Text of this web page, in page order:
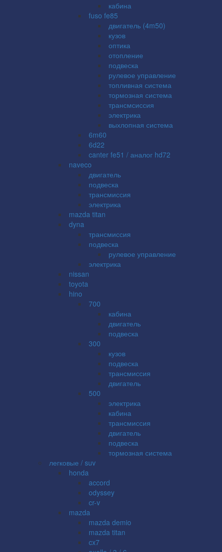
кабина
fuso fe85
двигатель (4m50)
кузов
оптика
отопление
подвеска
рулевое управление
топливная система
тормозная система
трансмсиссия
электрика
выхлопная система
6m60
6d22
canter fe51 / аналог hd72
naveco
двигатель
подвеска
трансмиссия
электрика
mazda titan
dyna
трансмиссия
подвеска
рулевое управление
электрика
nissan
toyota
hino
700
кабина
двигатель
подвеска
300
кузов
подвеска
трансмиссия
двигатель
500
электрика
кабина
трансмиссия
двигатель
подвеска
тормозная система
легковые / suv
honda
accord
odyssey
cr-v
mazda
mazda demio
mazda titan
cx7